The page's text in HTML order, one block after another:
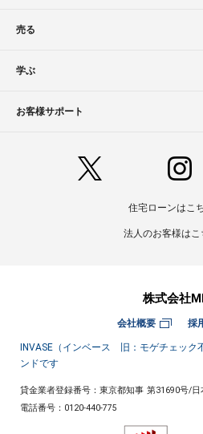
売る
学ぶ
お客様サポート
住宅ローンはこ
法人のお客様はこ
株式会社
会社概要 採
INVASE（インベース 旧：モゲチェック
ンドです
貸金業者登録番号：東京都知事 第31690号/日
電話番号： 0120-440-775